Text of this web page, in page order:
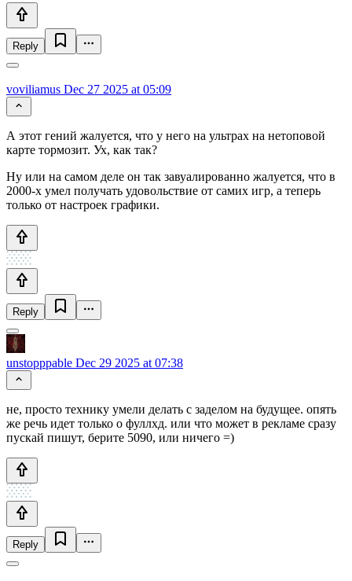
Reply
voviliamus Dec 27 2025 at 05:09
А этот гений жалуется, что у него на ультрах на нетоповой
карте тормозит. Ух, как так?
Ну или на самом деле он так завуалированно жалуется, что в
2000-х умел получать удовольствие от самих игр, а теперь
только от настроек графики.
Reply
unstopppable Dec 29 2025 at 07:38
не, просто технику умели делать с заделом на будущее. опять
же речь идет только о фуллхд. или что может в рекламе сразу
пускай пишут, берите 5090, или ничего =)
Reply